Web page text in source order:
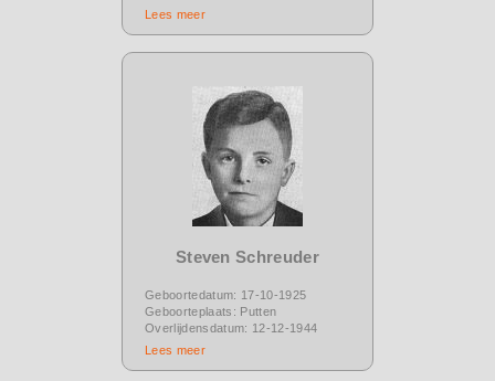
Lees meer
Steven Schreuder
Geboortedatum: 17-10-1925
Geboorteplaats: Putten
Overlijdensdatum: 12-12-1944
Lees meer